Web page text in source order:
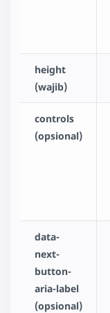
height
(wajib)
controls
(opsional)
data-
next-
button-
aria-label
(opsional)